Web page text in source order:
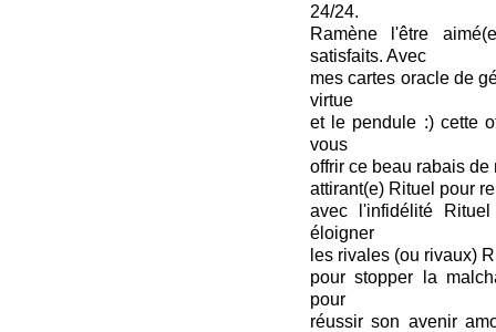
24/24.
Ramène l'être
satisfaits. Avec
mes cartes oracle de
virtue
et le pendule :) cette
vous
offrir ce beau rabais
attirant(e) Rituel pour
avec l'infidélité
éloigner
les rivales (ou rivaux)
pour stopper la
pour
réussir son avenir